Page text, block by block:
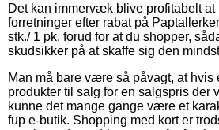
Det kan immervæk blive profitabelt
forretninger efter rabat på
stk./ 1 pk. forud for at du shopper,
skudsikker på at skaffe sig den
Man må bare være så påvagt, at hvis
produkter til salg for en salgspris der
kunne det mange gange være et
fup e-butik. Shopping med kort er